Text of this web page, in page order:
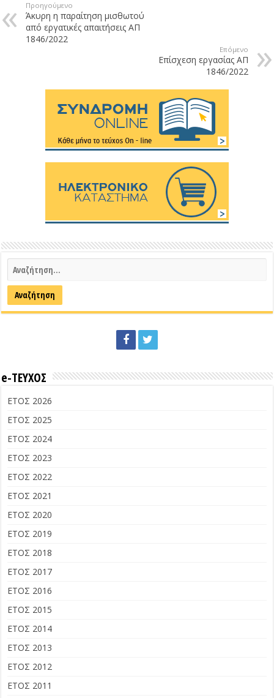
Προηγούμενο
Άκυρη η παραίτηση μισθωτού
από εργατικές απαιτήσεις ΑΠ
1846/2022
Επόμενο
Επίσχεση εργασίας ΑΠ
1846/2022
e-ΤΕΥΧΟΣ
ΕΤΟΣ 2026
ΕΤΟΣ 2025
ΕΤΟΣ 2024
ΕΤΟΣ 2023
ΕΤΟΣ 2022
ΕΤΟΣ 2021
ΕΤΟΣ 2020
ΕΤΟΣ 2019
ΕΤΟΣ 2018
ΕΤΟΣ 2017
ΕΤΟΣ 2016
ΕΤΟΣ 2015
ΕΤΟΣ 2014
ΕΤΟΣ 2013
ΕΤΟΣ 2012
ΕΤΟΣ 2011